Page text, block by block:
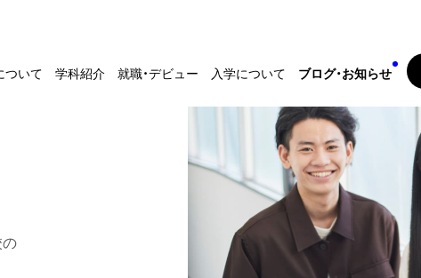
ついて 学科紹介 就職・デビュー 入学について ブログ・お知らせ